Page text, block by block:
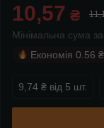
10,57 ₴
Мінімальна сума
Економія 0.56 ₴
9,74 ₴ від 5 шт.